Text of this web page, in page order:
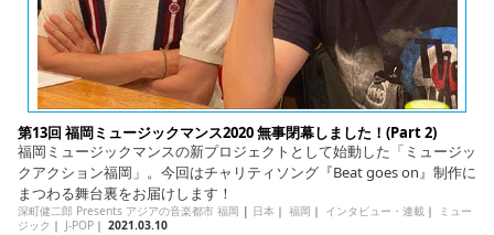
第13回 福岡ミュージックマンス2020 無事閉幕しました！(Part 2)
福岡ミュージックマンスの新プロジェクトとして始動した「ミュージッ
クアクション福岡」。今回はチャリティソング『Beat goes on』制作に
まつわる舞台裏をお届けします！
深町健二郎 Presents アジアの音楽都市 福岡 | 日本｜ 福岡 ｜ インタビュー・連載｜
ミュー
ジック ｜ J-POP｜ 2021.03.10